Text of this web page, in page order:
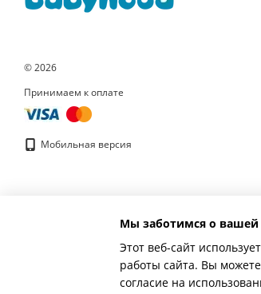
© 2026
Принимаем к оплате
Мобильная версия
Мы заботимся о
Этот веб-сайт
работы сайта. Вы
согласие на